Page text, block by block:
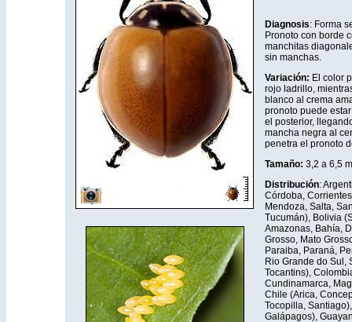
Diagnosis: Forma
Pronoto con borde
manchitas
sin manchas.
Variación: El color
rojo ladrillo,
blanco al crema
pronoto puede
el posterior,
mancha negra al
penetra el pronoto
Tamaño: 3,2 a 6,5
Distribución:
Córdoba,
Mendoza, Salta,
Tucumán), Bolivia
Amazonas, Bahía,
Grosso, Mato
Paraiba, Paraná,
Rio Grande do Sul,
Tocantins),
Cundinamarca,
Chile (Arica,
Tocopilla,
Galápagos),